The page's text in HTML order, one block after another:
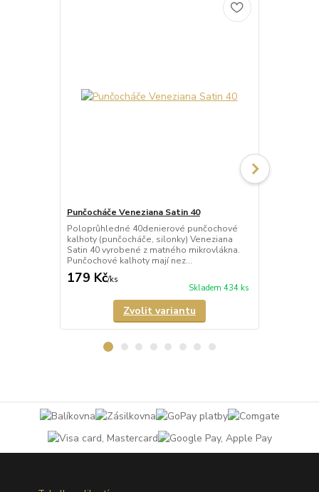
Punčocháče Veneziana Satin 40
Poloprůhledné 40denierové punčochové
kalhoty (punčocháče, silonky) Veneziana
Satin 40 vyrobené z matného mikrovlákna.
Punčochové kalhoty mají nez...
179 Kč/ks
Skladem 434 ks
Zvolit variantu